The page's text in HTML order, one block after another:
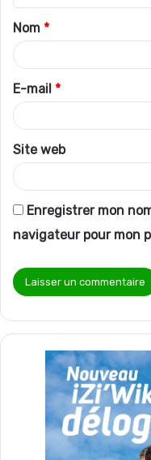
t
a
i
r
e
*
Nom *
E-mail *
Site web
Enregistrer mon
navigateur pour mon